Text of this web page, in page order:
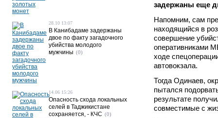
задержаны еще
Напомним, сам
находящийся в
совершение
оперативниками
ходе
автовокзала.
Тогда Одинаев,
пытался
результате
совместимые с
28.10 13:07
В Канибадаме задержаны
двое по факту загадочного
убийства молодого
мужчины (0)
14.06 15:26
Опасность схода локальных
селей в Таджикистане
сохраняется, - КЧС (0)